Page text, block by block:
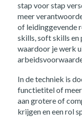
stap voor stap
meer
of leidinggevende
skills, soft skills
waardoor je werk
In de techniek is
functietitel of
aan grotere of
krijgen en een rol